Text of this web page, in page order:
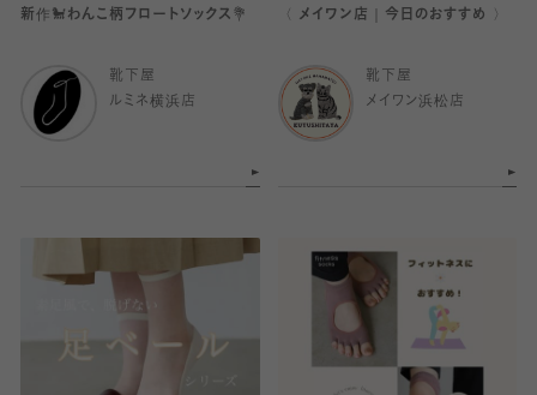
新作🐩わんこ柄フロートソックス💐
靴下屋
ルミネ横浜店
〈 メイワン店｜今日のおすすめ 〉
靴下屋
メイワン浜松店